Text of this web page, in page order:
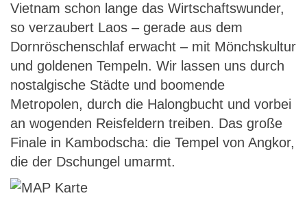
Vietnam schon lange das Wirtschaftswunder,
so verzaubert Laos – gerade aus dem
Dornröschenschlaf erwacht – mit Mönchskultur
und goldenen Tempeln. Wir lassen uns durch
nostalgische Städte und boomende
Metropolen, durch die Halongbucht und vorbei
an wogenden Reisfeldern treiben. Das große
Finale in Kambodscha: die Tempel von Angkor,
die der Dschungel umarmt.